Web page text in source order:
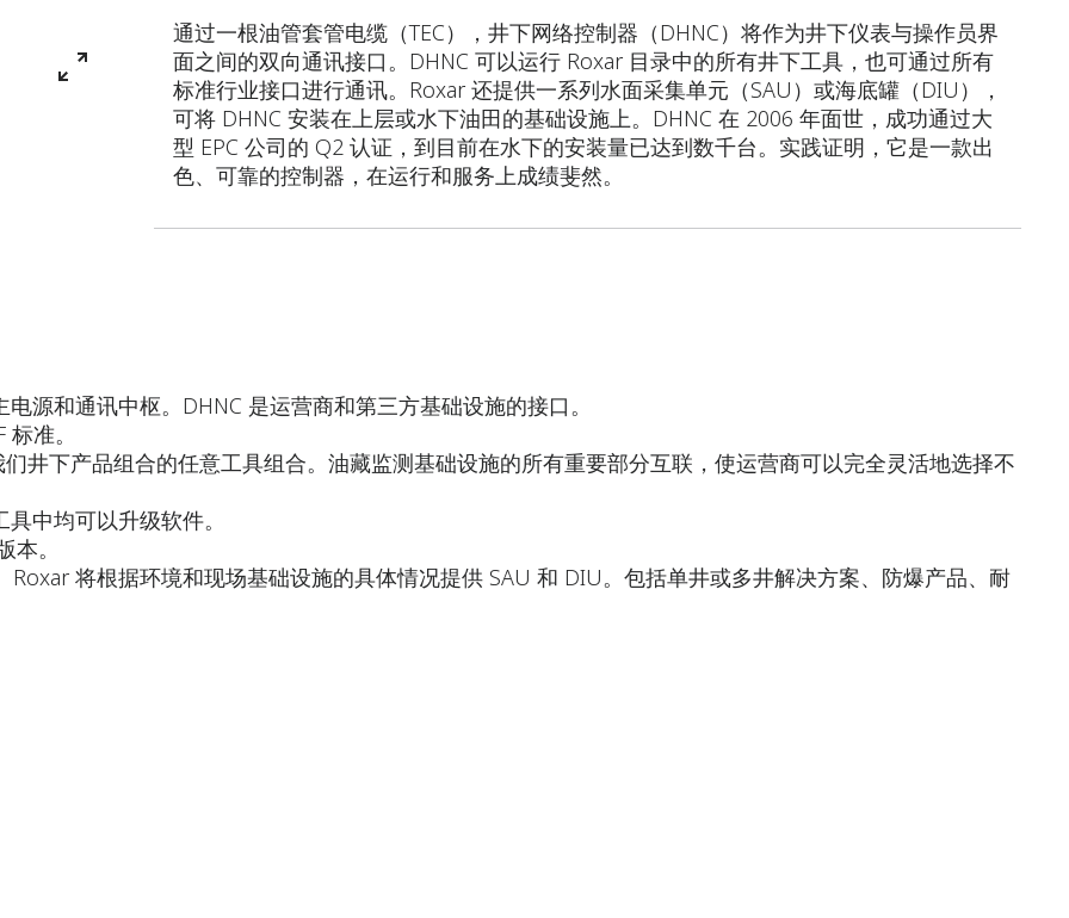
通过一根油管套管电缆（TEC），井下网络控制器（DHNC）将作为井下仪表与操作员界
面之间的双向通讯接口。DHNC 可以运行 Roxar 目录中的所有井下工具，也可通过所有
标准行业接口进行通讯。Roxar 还提供一系列水面采集单元（SAU）或海底罐（DIU），
可将 DHNC 安装在上层或水下油田的基础设施上。DHNC 在 2006 年面世，成功通过大
型 EPC 公司的 Q2 认证，到目前在水下的安装量已达到数千台。实践证明，它是一款出
色、可靠的控制器，在运行和服务上成绩斐然。
源和通讯中枢。DHNC 是运营商和第三方基础设施的接口。
准。
井下产品组合的任意工具组合。油藏监测基础设施的所有重要部分互联，使运营商可以完全灵活地选择不
中均可以升级软件。
。
将根据环境和现场基础设施的具体情况提供 SAU 和 DIU。包括单井或多井解决方案、防爆产品、耐